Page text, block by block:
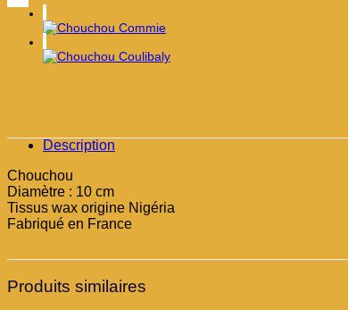
Description
Chouchou
Diamètre : 10 cm
Tissus wax origine Nigéria
Fabriqué en France
Produits similaires